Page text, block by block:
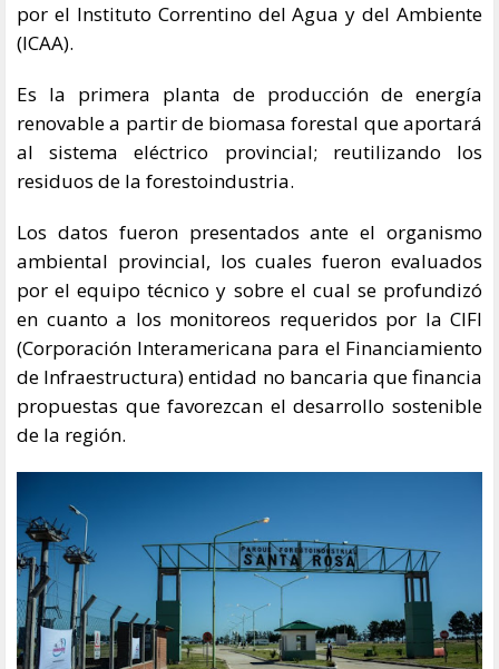
por el Instituto Correntino del Agua y del Ambiente
(ICAA).
Es la primera planta de producción de energía
renovable a partir de biomasa forestal que aportará
al sistema eléctrico provincial; reutilizando los
residuos de la forestoindustria.
Los datos fueron presentados ante el organismo
ambiental provincial, los cuales fueron evaluados
por el equipo técnico y sobre el cual se profundizó
en cuanto a los monitoreos requeridos por la CIFI
(Corporación Interamericana para el Financiamiento
de Infraestructura) entidad no bancaria que financia
propuestas que favorezcan el desarrollo sostenible
de la región.